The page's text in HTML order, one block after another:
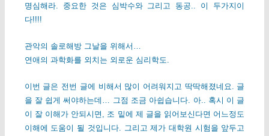
명심해라. 중요한 것은 심박수와 그리고 동공.. 이 두가지이
다!!!!
관악의 솔로해방 그날을 위해서…
연애의 과학화를 외치는 외로운 심리학도.
이번 글은 전번 글에 비해서 많이 어려워지고 딱딱해졌네요. 글
을 잘 쉽게 써야하는데… 그점 조금 아쉽습니다. 아.. 혹시 이 글
이 잘 이해가 안되시면, 조 밑에 제 글을 읽어보신다면 어느정도
이해에 도움이 될 것입니다. 그리고 제가 대학원 시험을 앞두고